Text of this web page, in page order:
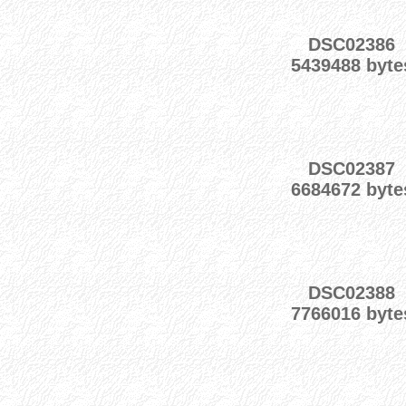
DSC02386
5439488
DSC02387
6684672
DSC02388
7766016